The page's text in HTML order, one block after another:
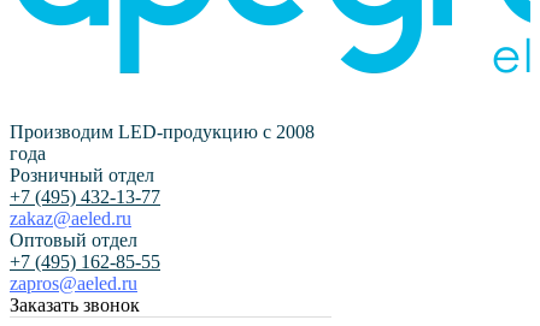
Производим LED-продукцию с 2008
года
Розничный отдел
+7 (495) 432-13-77
zakaz@aeled.ru
Оптовый отдел
+7 (495) 162-85-55
zapros@aeled.ru
Заказать звонок